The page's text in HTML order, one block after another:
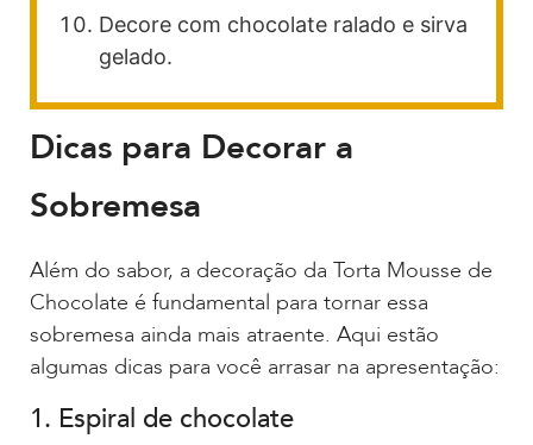
Decore com chocolate ralado e sirva
gelado.
Dicas para Decorar a
Sobremesa
Além do sabor, a decoração da Torta Mousse de
Chocolate é fundamental para tornar essa
sobremesa ainda mais atraente. Aqui estão
algumas dicas para você arrasar na apresentação:
1. Espiral de chocolate